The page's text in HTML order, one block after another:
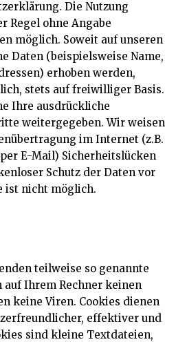
Die Nutzung
Regel ohne Angabe
möglich. Soweit auf unseren
Daten (beispielsweise Name,
erhoben werden,
stets auf freiwilliger Basis.
Ihre ausdrückliche
weitergegeben. Wir weisen
im Internet (z.B.
E-Mail) Sicherheitslücken
Schutz der Daten vor
ist nicht möglich.
teilweise so genannte
auf Ihrem Rechner keinen
keine Viren. Cookies dienen
effektiver und
sind kleine Textdateien,